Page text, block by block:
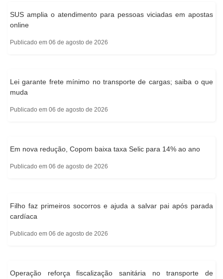
SUS amplia o atendimento para pessoas viciadas em apostas
online
Publicado em 06 de agosto de 2026
Lei garante frete mínimo no transporte de cargas; saiba o que
muda
Publicado em 06 de agosto de 2026
Em nova redução, Copom baixa taxa Selic para 14% ao ano
Publicado em 06 de agosto de 2026
Filho faz primeiros socorros e ajuda a salvar pai após parada
cardíaca
Publicado em 06 de agosto de 2026
Operação reforça fiscalização sanitária no transporte de